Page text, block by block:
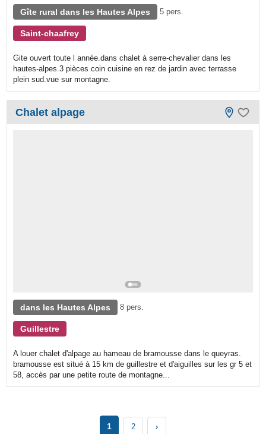
Gîte rural dans les Hautes Alpes 5 pers.
Saint-chaafrey
Gite ouvert toute l année.dans chalet à serre-chevalier dans les
hautes-alpes.3 pièces coin cuisine en rez de jardin avec terrasse
plein sud.vue sur montagne.
Chalet alpage
dans les Hautes Alpes 8 pers.
Guillestre
A louer chalet d'alpage au hameau de bramousse dans le queyras.
bramousse est situé à 15 km de guillestre et d'aiguilles sur les gr 5 et
58, accès par une petite route de montagne...
1 2 ›